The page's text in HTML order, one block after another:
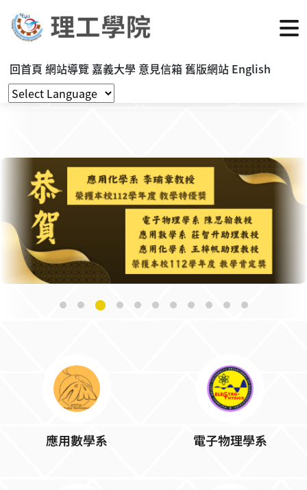
回首頁 網站導覽 嘉義大學 意見信箱 舊版網站 English
應用數學系 電子物理學系